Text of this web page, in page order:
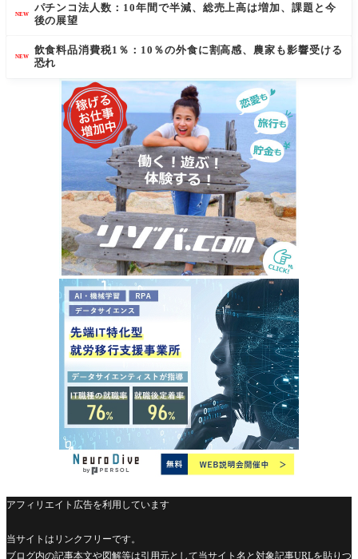
NEW
パチンコ法人数：10年間で半減、総売上高は増加、課題と今
後の展望
NEW
飲食料品消費税1％：10％の外食に割高感、農家も影響受ける
恐れ
アフィリエイト広告を利用しています
当サイトはリンクフリーです。
ブログ内の記事本文や図解等は引用元として当サイト名と対象記事URLを貼りつ